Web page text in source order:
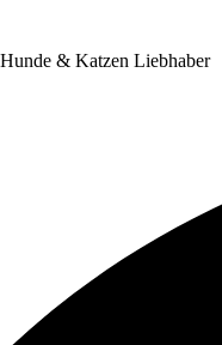
& Katzen Liebhaber